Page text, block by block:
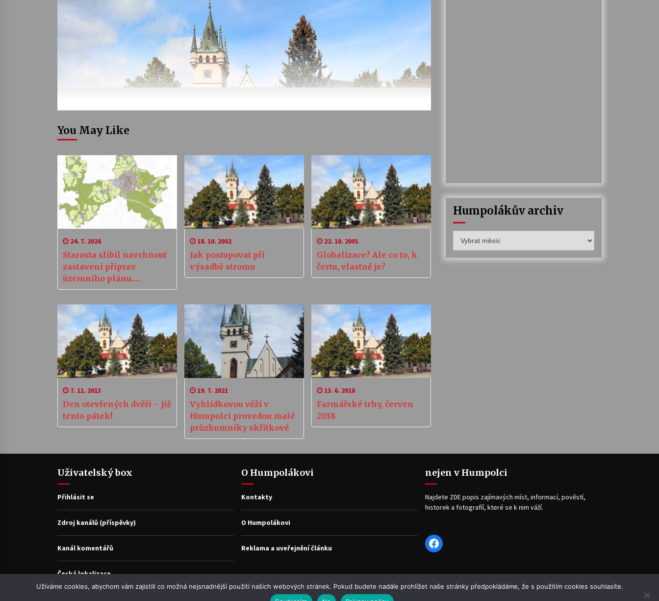
You May Like
24. 7. 2026
Starosta slíbil navrhnout
zastavení příprav
územního plánu.
Připomínky ale podávejte
18. 10. 2002
Jak postupovat při
výsadbě stromu
22. 10. 2001
Globalizace? Ale co to, k
čertu, vlastně je?
7. 11. 2013
Den otevřených dvěří – již
tento pátek!
19. 7. 2021
Vyhlídkovou věží v
Humpolci provedou malé
průzkumníky skřítkové
13. 6. 2018
Farmářské trhy, červen
2018
Humpolákův archiv
archiv
Uživatelský box
Přihlásit se
Zdroj kanálů (příspěvky)
Kanál komentářů
Česká lokalizace
O Humpolákovi
Kontakty
O Humpolákovi
Reklama a uveřejnění článku
nejen v Humpolci
Najdete ZDE popis zajímavých míst, informací, pověstí,
historek a fotografíí, které se k nim váží.
Facebook
Užíváme cookies, abychom vám zajistili co možná nejsnadnější použití našich webových stránek. Pokud budete nadále prohlížet naše stránky předpokládáme, že s použitím cookies souhlasíte.